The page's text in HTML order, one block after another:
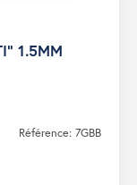
1.5MM
Référence: 7GBB